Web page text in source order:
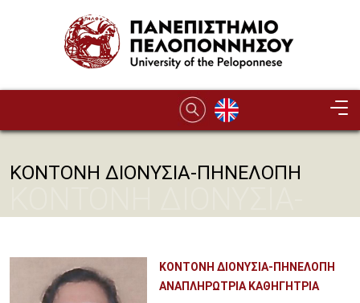
ΚΟΝΤΟΝΗ ΔΙΟΝΥΣΙΑ-ΠΗΝΕΛΟΠΗ
ΚΟΝΤΟΝΗ ΔΙΟΝΥΣΙΑ-ΠΗΝΕΛΟΠΗ
ΑΝΑΠΛΗΡΩΤΡΙΑ ΚΑΘΗΓΗΤΡΙΑ